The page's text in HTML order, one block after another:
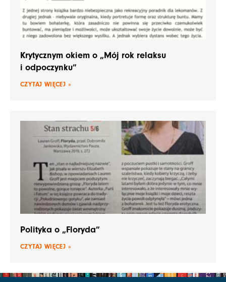
Krytycznym okiem o „Mój rok relaksu
i odpoczynku”
CZYTAJ WIĘCEJ »
Polityka o „Floryda”
CZYTAJ WIĘCEJ »